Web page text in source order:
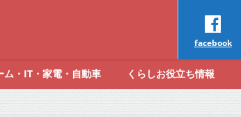
facebook
ム・IT・家電・自動車 くらしお役立ち情報